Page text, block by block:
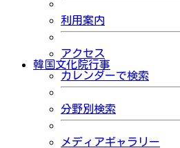
利用案内
アクセス
韓国文化院行事
カレンダーで検索
分野別検索
メディアギャラリー